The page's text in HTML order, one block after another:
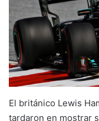
El británico Lewis
tardaron en mostrar